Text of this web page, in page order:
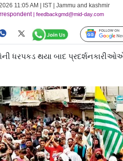
11:05 AM | IST | Jammu and kashmir
| feedbackgmd@mid-day.com
Follow
ધરપકડ થયા બાદ